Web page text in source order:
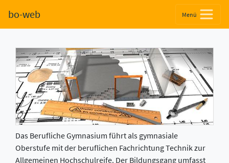
bo-web Menü
Berufliches Gymnasium (BGy)
Das Berufliche Gymnasium führt als gymnasiale
Oberstufe mit der beruflichen Fachrichtung Technik zur
Allgemeinen Hochschulreife. Der Bildungsgang umfasst